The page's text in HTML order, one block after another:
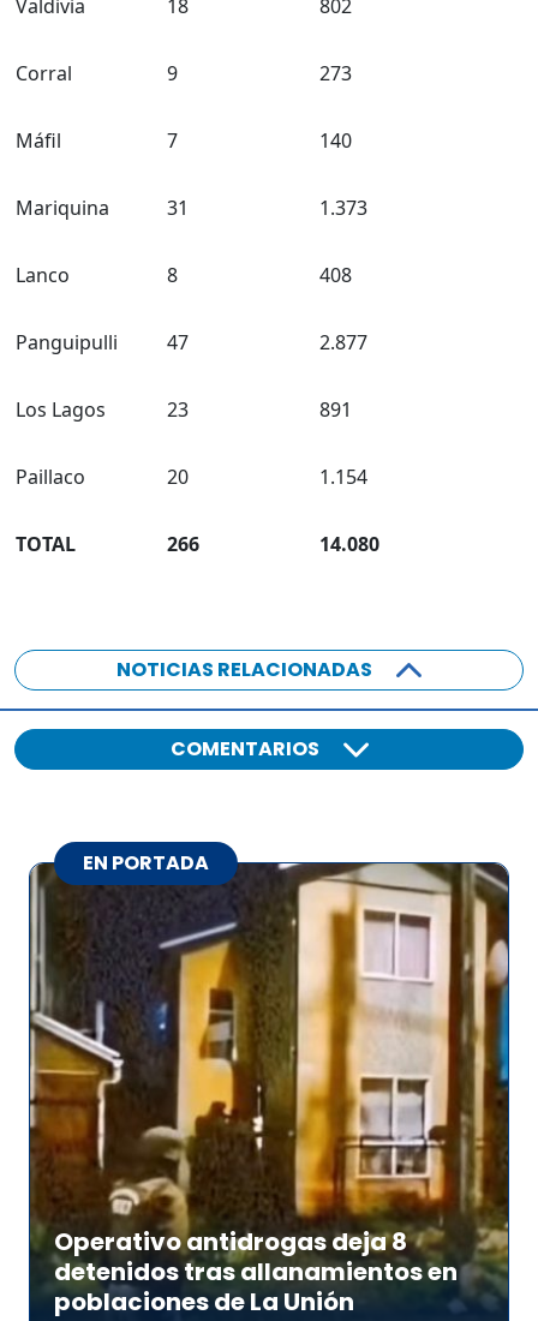
Valdivia 18 802
Corral 9 273
Máfil 7 140
Mariquina 31 1.373
Lanco 8 408
Panguipulli 47 2.877
Los Lagos 23 891
Paillaco 20 1.154
TOTAL 266 14.080
NOTICIAS RELACIONADAS
COMENTARIOS
EN PORTADA
Operativo antidrogas deja 8
detenidos tras allanamientos en
poblaciones de La Unión